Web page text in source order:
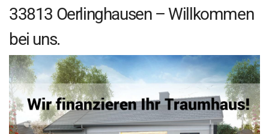
33813 Oerlinghausen – Willkommen
bei uns.